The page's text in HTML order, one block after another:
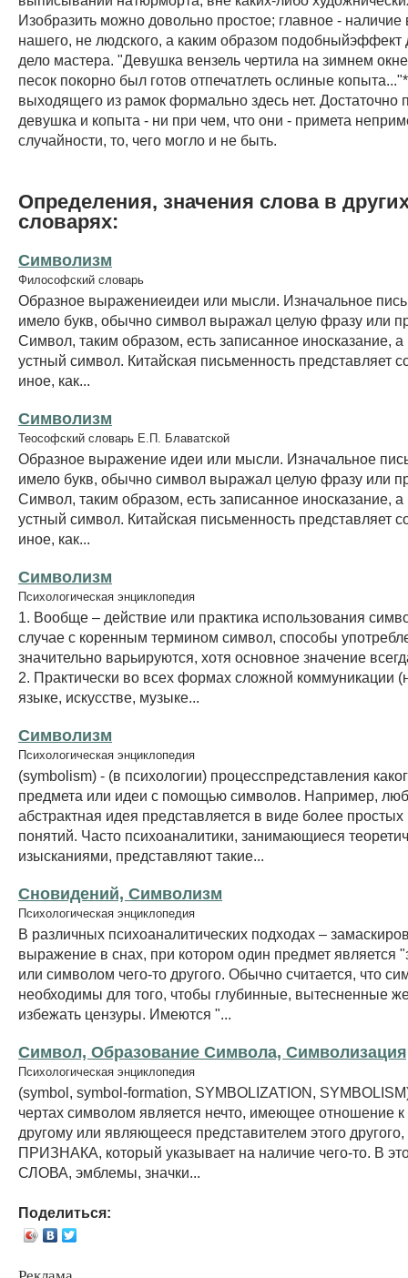
Изобразить можно довольно простое; главное - наличие
нашего, не людского, а каким образом подобныйэффект
дело мастера. "Девушка вензель чертила на зимнем
песок покорно был готов отпечатлеть ослиные
выходящего из рамок формально здесь нет. Достаточно
девушка и копыта - ни при чем, что они - примета
случайности, то, чего могло и не быть.
Определения, значения слова в
словарях:
Символизм
Философский словарь
Образное выражениеидеи или мысли. Изначальное
имело букв, обычно символ выражал целую фразу или
Символ, таким образом, есть записанное иносказание, а
устный символ. Китайская письменность представляет
иное, как...
Символизм
Теософский словарь Е.П. Блаватской
Образное выражение идеи или мысли. Изначальное
имело букв, обычно символ выражал целую фразу или
Символ, таким образом, есть записанное иносказание, а
устный символ. Китайская письменность представляет
иное, как...
Символизм
Психологическая энциклопедия
1. Вообще – действие или практика использования
случае с коренным термином символ, способы
значительно варьируются, хотя основное значение
2. Практически во всех формах сложной коммуникации
языке, искусстве, музыке...
Символизм
Психологическая энциклопедия
(symbolism) - (в психологии) процесспредставления
предмета или идеи с помощью символов. Например,
абстрактная идея представляется в виде более
понятий. Часто психоаналитики, занимающиеся
изысканиями, представляют такие...
Сновидений, Символизм
Психологическая энциклопедия
В различных психоаналитических подходах –
выражение в снах, при котором один предмет
или символом чего-то другого. Обычно считается, что
необходимы для того, чтобы глубинные, вытесненные
избежать цензуры. Имеются "...
Символ, Образование Символа,
Психологическая энциклопедия
(symbol, symbol-formation, SYMBOLIZATION,
чертах символом является нечто, имеющее отношение к
другому или являющееся представителем этого другого,
ПРИЗНАКА, который указывает на наличие чего-то. В
СЛОВА, эмблемы, значки...
Поделиться: